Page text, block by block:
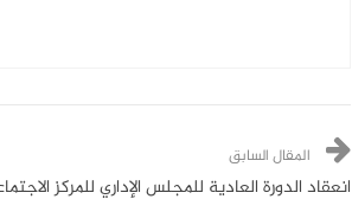
المقال السابق
انعقاد الدورة العادية للمجلس الإداري للمركز